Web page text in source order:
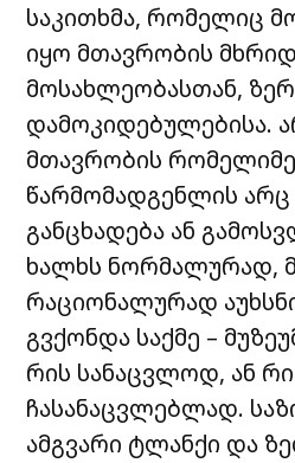
საკითხმა, რომელიც
იყო მთავრობის
მოსახლეობასთან,
დამოკიდებულებისა.
მთავრობის რომელიმე
წარმომადგენლის
განცხადება ან
ხალხს ნორმალურად,
რაციონალურად
გვქონდა საქმე –
რის სანაცვლოდ, ან
ჩასანაცვლებლად.
ამგვარი ტლანქი და